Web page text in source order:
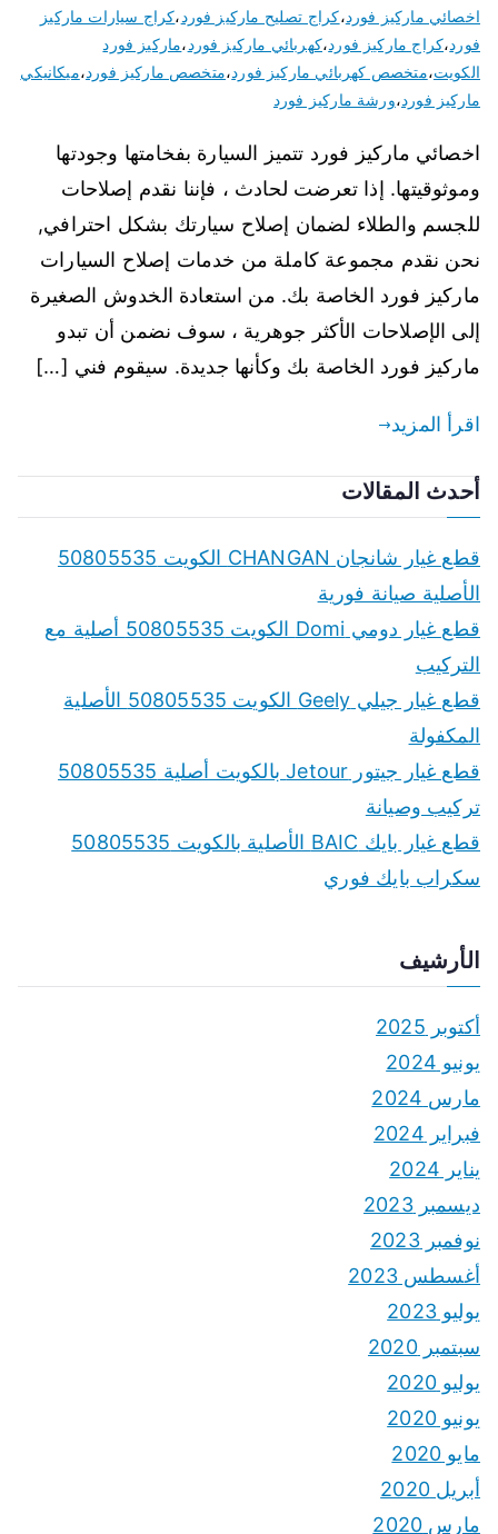
اخصائي ماركيز فورد،كراج تصليح ماركيز فورد،كراج سيارات ماركيز
فورد،كراج ماركيز فورد،كهربائي ماركيز فورد،ماركيز فورد
الكويت،متخصص كهربائي ماركيز فورد،متخصص ماركيز فورد،ميكانيكي
ماركيز فورد،ورشة ماركيز فورد
اخصائي ماركيز فورد تتميز السيارة بفخامتها وجودتها
وموثوقيتها. إذا تعرضت لحادث ، فإننا نقدم إصلاحات
للجسم والطلاء لضمان إصلاح سيارتك بشكل احترافي,
نحن نقدم مجموعة كاملة من خدمات إصلاح السيارات
ماركيز فورد الخاصة بك. من استعادة الخدوش الصغيرة
إلى الإصلاحات الأكثر جوهرية ، سوف نضمن أن تبدو
ماركيز فورد الخاصة بك وكأنها جديدة. سيقوم فني […]
اقرأ المزيد
أحدث المقالات
قطع غيار شانجان CHANGAN الكويت 50805535
الأصلية صيانة فورية
قطع غيار دومي Domi الكويت 50805535 أصلية مع
التركيب
قطع غيار جيلي Geely الكويت 50805535 الأصلية
المكفولة
قطع غيار جيتور Jetour بالكويت أصلية 50805535
تركيب وصيانة
قطع غيار بايك BAIC الأصلية بالكويت 50805535
سكراب بايك فوري
الأرشيف
أكتوبر 2025
يونيو 2024
مارس 2024
فبراير 2024
يناير 2024
ديسمبر 2023
نوفمبر 2023
أغسطس 2023
يوليو 2023
سبتمبر 2020
يوليو 2020
يونيو 2020
مايو 2020
أبريل 2020
مارس 2020